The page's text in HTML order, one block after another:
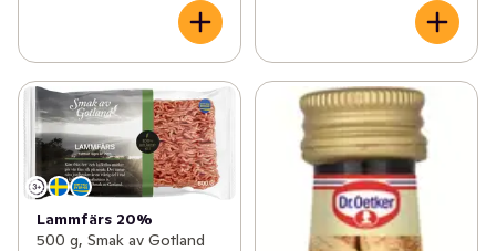
Lammfärs 20%
500 g, Smak av Gotland